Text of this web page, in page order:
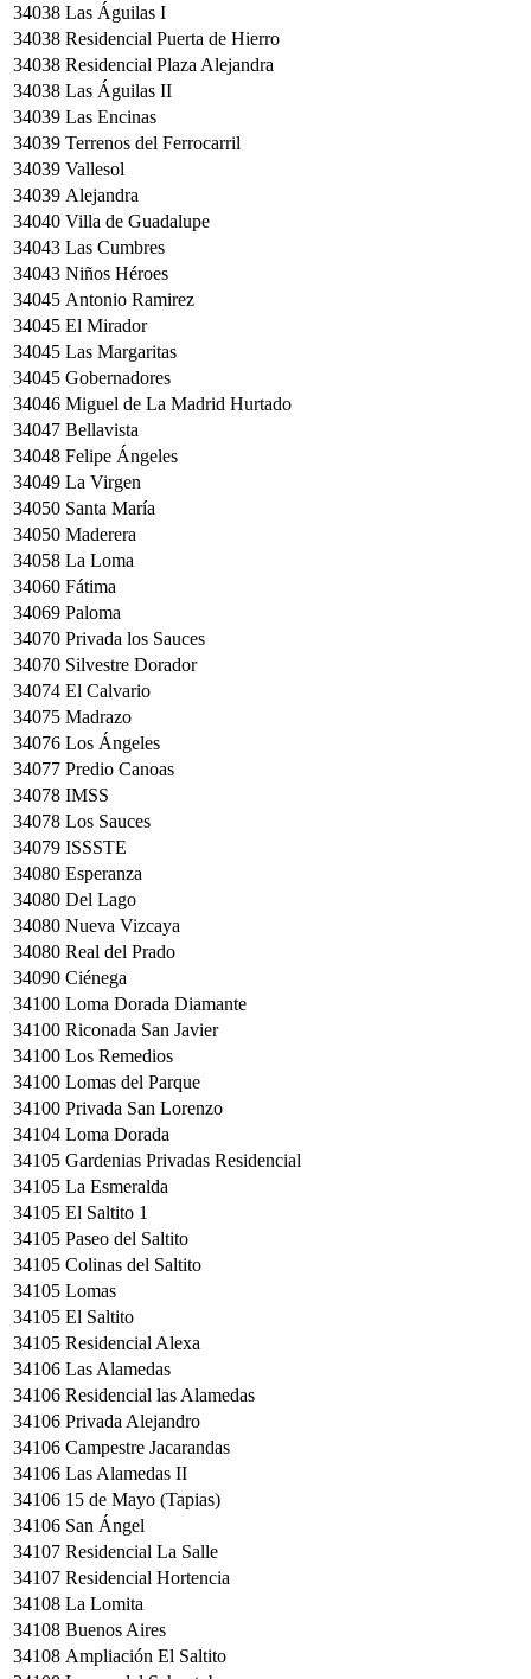
34038 Las Águilas I
34038 Residencial Puerta de Hierro
34038 Residencial Plaza Alejandra
34038 Las Águilas II
34039 Las Encinas
34039 Terrenos del Ferrocarril
34039 Vallesol
34039 Alejandra
34040 Villa de Guadalupe
34043 Las Cumbres
34043 Niños Héroes
34045 Antonio Ramirez
34045 El Mirador
34045 Las Margaritas
34045 Gobernadores
34046 Miguel de La Madrid Hurtado
34047 Bellavista
34048 Felipe Ángeles
34049 La Virgen
34050 Santa María
34050 Maderera
34058 La Loma
34060 Fátima
34069 Paloma
34070 Privada los Sauces
34070 Silvestre Dorador
34074 El Calvario
34075 Madrazo
34076 Los Ángeles
34077 Predio Canoas
34078 IMSS
34078 Los Sauces
34079 ISSSTE
34080 Esperanza
34080 Del Lago
34080 Nueva Vizcaya
34080 Real del Prado
34090 Ciénega
34100 Loma Dorada Diamante
34100 Riconada San Javier
34100 Los Remedios
34100 Lomas del Parque
34100 Privada San Lorenzo
34104 Loma Dorada
34105 Gardenias Privadas Residencial
34105 La Esmeralda
34105 El Saltito 1
34105 Paseo del Saltito
34105 Colinas del Saltito
34105 Lomas
34105 El Saltito
34105 Residencial Alexa
34106 Las Alamedas
34106 Residencial las Alamedas
34106 Privada Alejandro
34106 Campestre Jacarandas
34106 Las Alamedas II
34106 15 de Mayo (Tapias)
34106 San Ángel
34107 Residencial La Salle
34107 Residencial Hortencia
34108 La Lomita
34108 Buenos Aires
34108 Ampliación El Saltito